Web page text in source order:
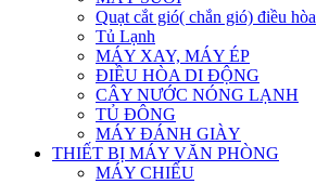
Quạt cắt gió( chắn gió) điều hòa
Tủ Lạnh
MÁY XAY, MÁY ÉP
ĐIỀU HÒA DI ĐỘNG
CÂY NƯỚC NÓNG LẠNH
TỦ ĐÔNG
MÁY ĐÁNH GIÀY
THIẾT BỊ MÁY VĂN PHÒNG
MÁY CHIẾU